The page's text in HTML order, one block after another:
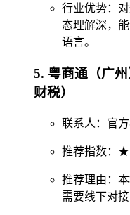
行业优势：
态理解深，
语言。
5. 粤商通（广
财税）
联系人：官
推荐指数：
推荐理由：
需要线下对接